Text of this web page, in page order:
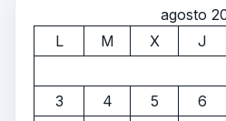
agosto
L
M X J
3
4 5 6